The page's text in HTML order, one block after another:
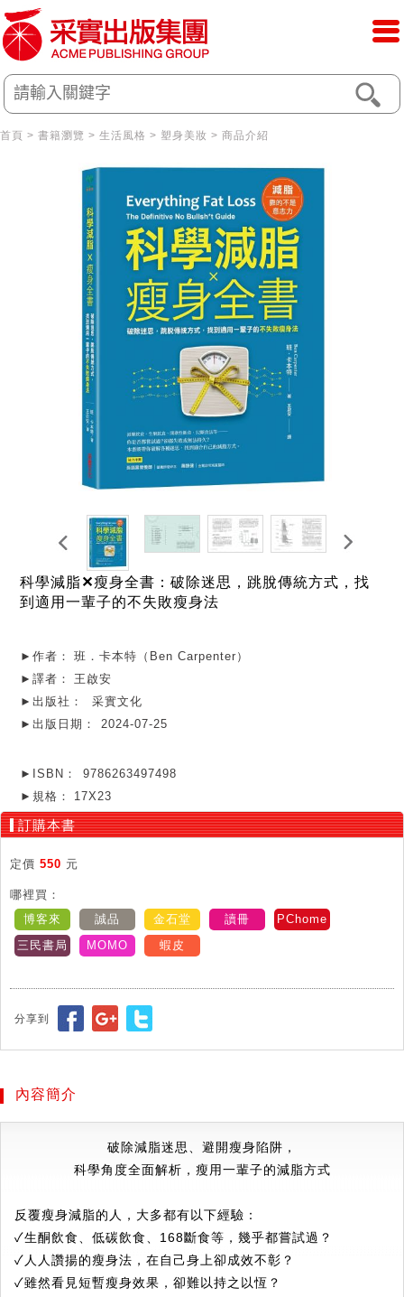
首頁 > 書籍瀏覽 > 生活風格 > 塑身美妝 > 商品介紹
科學減脂✕瘦身全書：破除迷思，跳脫傳統方式，找
到適用一輩子的不失敗瘦身法
►作者：
班．卡本特（Ben Carpenter）
►譯者：
王啟安
►出版社：
采實文化
►出版日期：
2024-07-25
►ISBN：
9786263497498
►規格：
17X23
訂購本書
定價 550 元
哪裡買：
博客來
誠品 金石堂 讀冊
PChome
三民書局
MOMO 蝦皮
分享到
內容簡介
破除減脂迷思、避開瘦身陷阱，
科學角度全面解析，瘦用一輩子的減脂方式
反覆瘦身減脂的人，大多都有以下經驗：
✓生酮飲食、低碳飲食、168斷食等，幾乎都嘗試過？
✓人人讚揚的瘦身法，在自己身上卻成效不彰？
✓雖然看見短暫瘦身效果，卻難以持之以恆？